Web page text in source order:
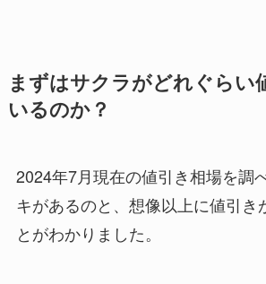
まずはサクラがどれぐらい
いるのか？
2024年7月現在の値引き相場を調
キがあるのと、想像以上に値引き
とがわかりました。